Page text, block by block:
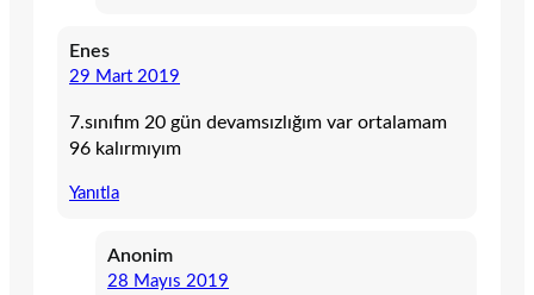
Enes
29 Mart 2019
7.sınıfım 20 gün devamsızlığım var ortalamam
96 kalırmıyım
Yanıtla
Anonim
28 Mayıs 2019